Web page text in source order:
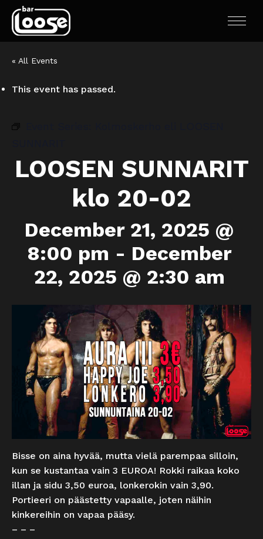
« All Events
This event has passed.
LOOSEN SUNNARIT
klo 20-02
December 21, 2025 @
8:00 pm - December
22, 2025 @ 2:30 am
Bisse on aina hyvää, mutta vielä parempaa silloin,
kun se kustantaa vain 3 EUROA! Rokki raikaa koko
illan ja sidu 3,50 euroa, lonkerokin vain 3,90.
Portieeri on päästetty vapaalle, joten näihin
kinkereihin on vapaa pääsy.
– – –